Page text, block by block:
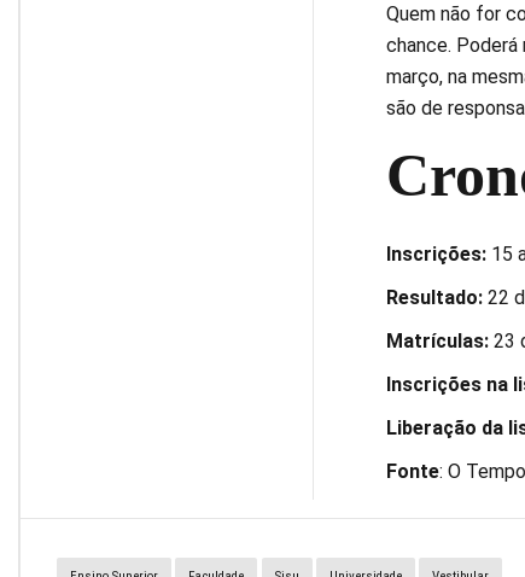
Quem não for
chance.
março, na
são de
Inscrições:15
Resultado:22
Matrículas: 23
Inscrições na
Liberação da
Fonte: O Tempo